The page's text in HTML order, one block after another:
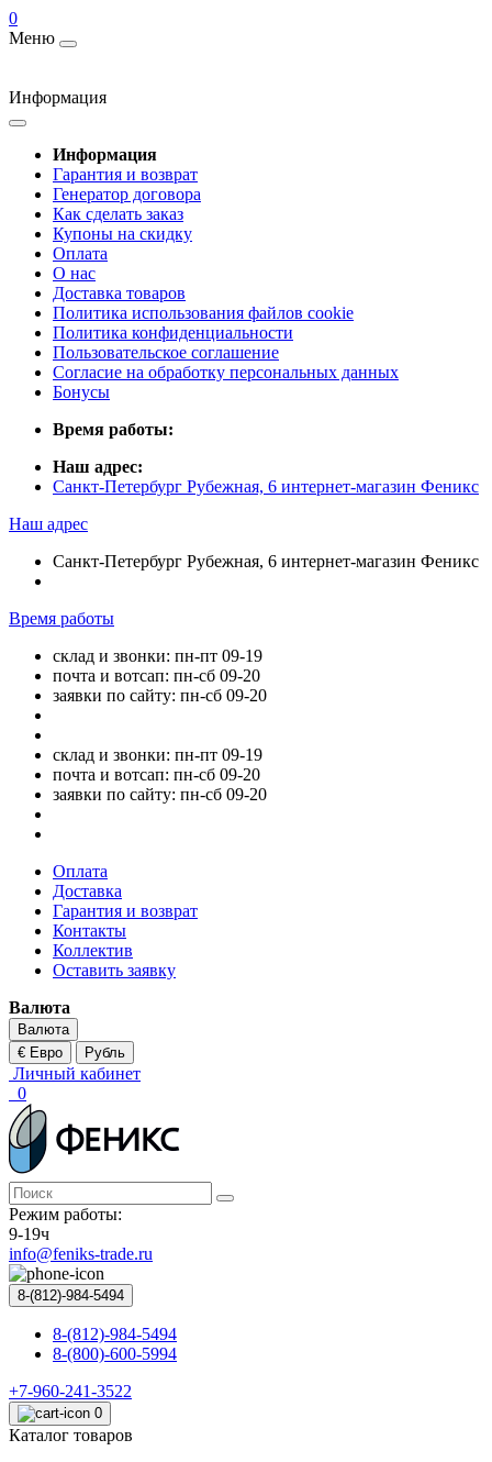
0
Меню
Информация
Информация
Гарантия и возврат
Генератор договора
Как сделать заказ
Купоны на скидку
Оплата
О нас
Доставка товаров
Политика использования файлов cookie
Политика конфиденциальности
Пользовательское соглашение
Согласие на обработку персональных данных
Бонусы
Время работы:
Наш адрес:
Санкт-Петербург Рубежная, 6 интернет-магазин Феникс
Наш адрес
Санкт-Петербург Рубежная, 6 интернет-магазин Феникс
Время работы
склад и звонки: пн-пт 09-19
почта и вотсап: пн-сб 09-20
заявки по сайту: пн-сб 09-20
склад и звонки: пн-пт 09-19
почта и вотсап: пн-сб 09-20
заявки по сайту: пн-сб 09-20
Оплата
Доставка
Гарантия и возврат
Контакты
Коллектив
Оставить заявку
Валюта
Валюта
€ Евро
Рубль
Личный кабинет
0
Режим работы:
9-19ч
info@feniks-trade.ru
8-(812)-984-5494
8-(812)-984-5494
8-(800)-600-5994
+7-960-241-3522
0
Каталог товаров